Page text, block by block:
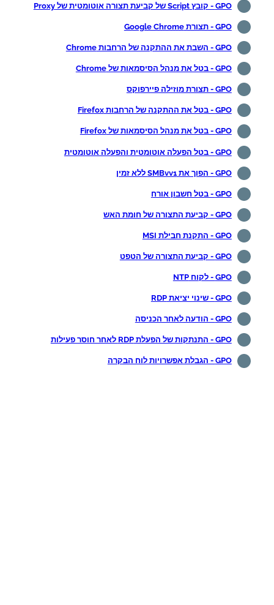
GPO - קובץ Script של קביעת תצורה אוטומטית של Proxy
GPO - תצורת Google Chrome
GPO - השבת את ההתקנה של הרחבות Chrome
GPO - בטל את מנהל הסיסמאות של Chrome
GPO - תצורת מוזילה פיירפוקס
GPO - בטל את ההתקנה של הרחבות Firefox
GPO - בטל את מנהל הסיסמאות של Firefox
GPO - בטל הפעלה אוטומטית והפעלה אוטומטית
GPO - הפוך את SMBvv1 ללא זמין
GPO - בטל חשבון אורח
GPO - קביעת התצורה של חומת האש
GPO - התקנת חבילת MSI
GPO - קביעת התצורה של הטפט
GPO - לקוח NTP
GPO - שינוי יציאת RDP
GPO - הודעה לאחר הכניסה
GPO - התנתקות של הפעלת RDP לאחר חוסר פעילות
GPO - הגבלת אפשרויות לוח הבקרה